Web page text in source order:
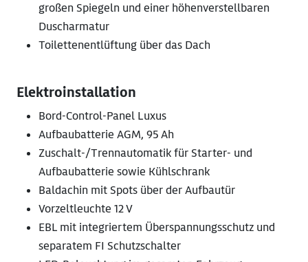
großen Spiegeln und einer höhenverstellbaren
Duscharmatur
Toilettenentlüftung über das Dach
Elektroinstallation
Bord-Control-Panel Luxus
Aufbaubatterie AGM, 95 Ah
Zuschalt-/Trennautomatik für Starter- und
Aufbaubatterie sowie Kühlschrank
Baldachin mit Spots über der Aufbautür
Vorzeltleuchte 12 V
EBL mit integriertem Überspannungsschutz und
separatem FI Schutzschalter